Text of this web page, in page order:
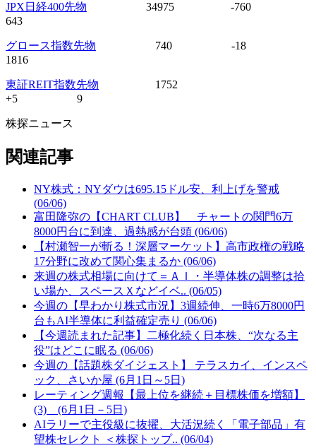
JPX日経400先物 34975 -760
643
グロース指数先物 740 -18
1816
東証REIT指数先物 1752
+5 9
株探ニュース
関連記事
NY株式：NYダウは695.15ドル安、利上げを警戒
(06/06)
富田隆弥の【CHART CLUB】 チャートの関門6万
8000円台に到達、過熱感が台頭 (06/06)
【村瀬智一が斬る！深層マーケット】高市政権の戦略
17分野に改めて関心集まるか (06/06)
来週の株式相場に向けて＝ＡＩ・半導体株の調整は拾
い場か、スペースＸなどイベ.. (06/05)
今週の【早わかり株式市況】3週続伸、一時6万8000円
台もAI半導体に利益確定売り (06/06)
【今週読まれた記事】二極化続く日本株、“次なる主
役”はどこに眠る (06/06)
今週の【話題株ダイジェスト】 テラスカイ、インスペ
ック、さいか屋 (6月1日～5日)
レーティング週報【最上位を継続＋目標株価を増額】
(3) (6月1日－5日)
AIラリーで主役級に抜擢、大活況続く「電子部品」有
望株セレクト ＜株探トップ.. (06/04)